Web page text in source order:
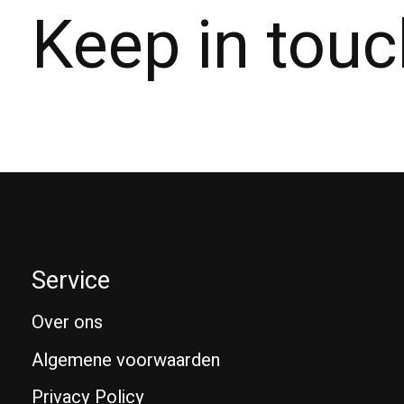
Keep in
Service
Over ons
Algemene voorwaarden
Privacy Policy